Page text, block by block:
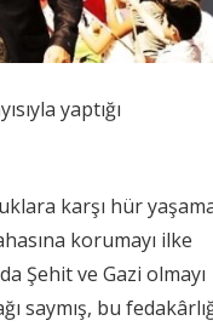
yaptığı
karşı hür
korumayı ilke
Şehit ve Gazi olmayı
saymış, bu